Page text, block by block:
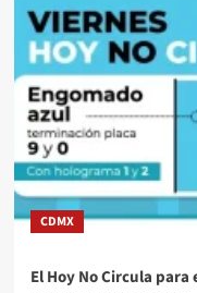
CDMX
El Hoy No Circula para